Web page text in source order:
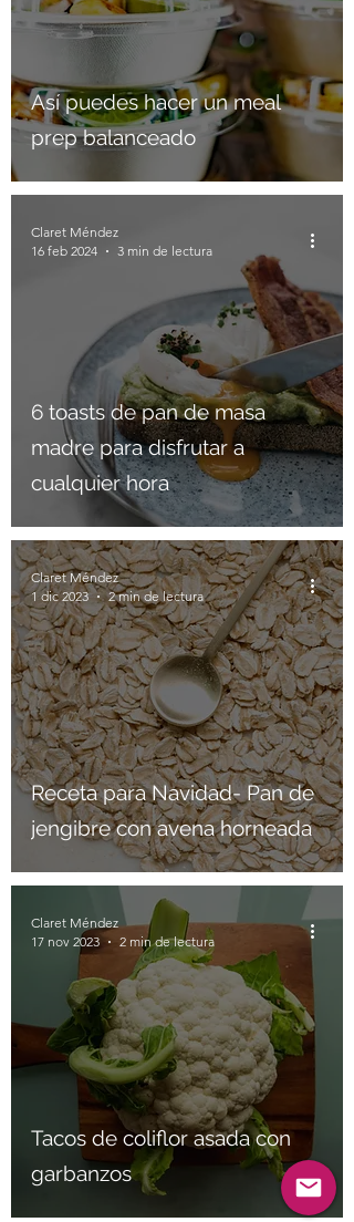
Así puedes hacer un meal
prep balanceado
6 toasts de pan de masa
madre para disfrutar a
cualquier hora
Claret Méndez
16 feb 2024
3 min de lectura
Receta para Navidad- Pan de
jengibre con avena horneada
Claret Méndez
1 dic 2023
2 min de lectura
Tacos de coliflor asada con
garbanzos
Claret Méndez
17 nov 2023
2 min de lectura